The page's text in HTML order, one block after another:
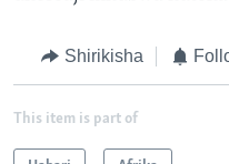
Shirikisha
This item is part of